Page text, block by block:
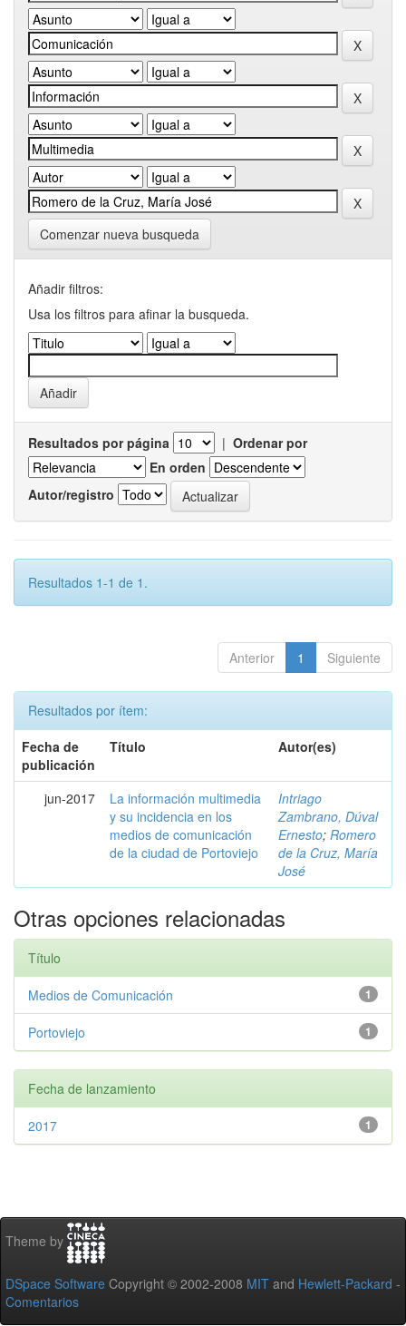
Comenzar nueva busqueda
Añadir filtros:
Usa los filtros para afinar la busqueda.
Resultados por página | Ordenar por
En orden
Autor/registro
Resultados 1-1 de 1.
Anterior 1 Siguiente
Resultados por ítem:
Fecha de
publicación
Título Autor(es)
jun-2017
La información multimedia
y su incidencia en los
medios de comunicación
de la ciudad de Portoviejo
Intriago
Zambrano, Dúval
Ernesto; Romero
de la Cruz, María
José
Otras opciones relacionadas
Título
1
Medios de Comunicación
1
Portoviejo
Fecha de lanzamiento
1
2017
Theme by
DSpace Software Copyright © 2002-2008 MIT and Hewlett-Packard -
Comentarios